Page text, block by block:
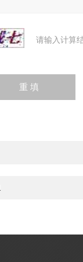
请输入计算